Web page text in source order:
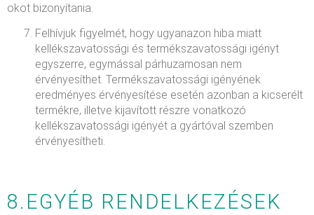
okot bizonyítania.
Felhívjuk figyelmét, hogy ugyanazon hiba miatt
kellékszavatossági és termékszavatossági igényt
egyszerre, egymással párhuzamosan nem
érvényesíthet. Termékszavatossági igényének
eredményes érvényesítése esetén azonban a kicserélt
termékre, illetve kijavított részre vonatkozó
kellékszavatossági igényét a gyártóval szemben
érvényesítheti.
8.EGYÉB RENDELKEZÉSEK